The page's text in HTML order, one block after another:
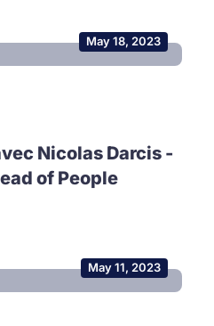
May 18, 2023
Nicolas Darcis -
of People
May 11, 2023